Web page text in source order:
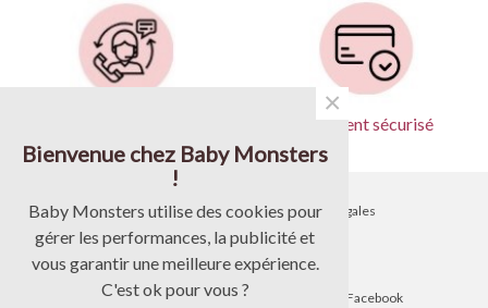
Paiement sécurisé
•Contactez-nous
Livraison
Blog
•Mentions légales
• Suivez-nous sur Facebook
Bienvenue chez Baby Monsters
!
Baby Monsters utilise des cookies pour
gérer les performances, la publicité et
vous garantir une meilleure expérience.
C'est ok pour vous ?
×